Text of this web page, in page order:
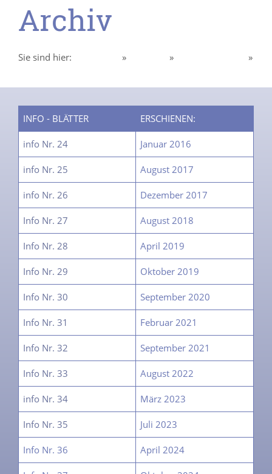
Archiv
Sie sind hier: » »
»
INFO - BLÄTTER ERSCHIENEN:
info Nr. 24 Januar 2016
info Nr. 25 August 2017
info Nr. 26 Dezember 2017
Info Nr. 27 August 2018
Info Nr. 28 April 2019
Info Nr. 29 Oktober 2019
Info Nr. 30 September 2020
Info Nr. 31 Februar 2021
Info Nr. 32 September 2021
Info Nr. 33 August 2022
info Nr. 34 März 2023
Info Nr. 35 Juli 2023
Info Nr. 36 April 2024